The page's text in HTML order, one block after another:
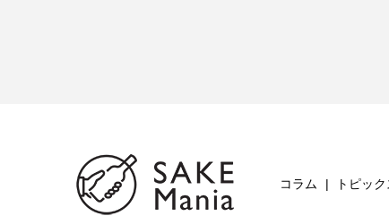
コラム トピック